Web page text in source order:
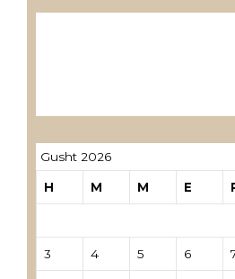
Gusht 2026
H M M E
3 4 5 6